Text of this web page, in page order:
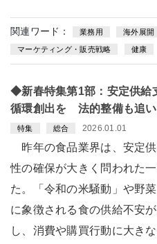
関連ワード： 業務用 海外展開
マーケティング・販売戦略 健康
◆新春特集第1部：安定供給
循環創出を 法的整備も追
特集 総合 2026.01.01
昨年の食品業界は、安定
性の確保が大きく問われた
た。「令和の米騒動」や野
に象徴される食の供給不安
し、消費や購買行動に大き